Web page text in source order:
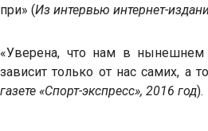
при» (Из интервью интернет-
«Уверена, что нам в нынешнем
зависит только от нас самих, а
газете «Спорт-экспресс», 2016 год).